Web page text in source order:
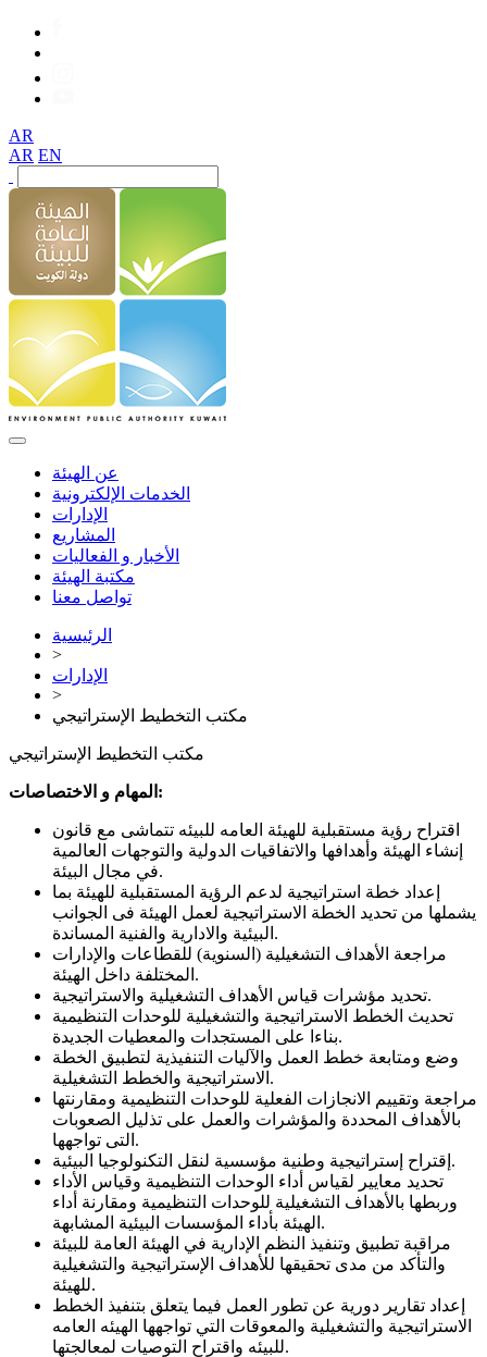
AR
AR EN
عن الهيئة
الخدمات الإلكترونية
الإدارات
المشاريع
الأخبار و الفعاليات
مكتبة الهيئة
تواصل معنا
الرئيسية
>
الإدارات
>
مكتب التخطيط الإستراتيجي
مكتب التخطيط الإستراتيجي
المهام و الاختصاصات:
اقتراح رؤية مستقبلية للهيئة العامه للبيئه تتماشى مع قانون
إنشاء الهيئة وأهدافها والاتفاقيات الدولية والتوجهات العالمية
في مجال البيئة.
إعداد خطة استراتيجية لدعم الرؤية المستقبلية للهيئة بما
يشملها من تحديد الخطة الاستراتيجية لعمل الهيئة فى الجوانب
البيئية والادارية والفنية المساندة.
مراجعة الأهداف التشغيلية (السنوية) للقطاعات والإدارات
المختلفة داخل الهيئة.
تحديد مؤشرات قياس الأهداف التشغيلية والاستراتيجية.
تحديث الخطط الاستراتيجية والتشغيلية للوحدات التنظيمية
بناءا على المستجدات والمعطيات الجديدة.
وضع ومتابعة خطط العمل والآليات التنفيذية لتطبيق الخطة
الاستراتيجية والخطط التشغيلية.
مراجعة وتقييم الانجازات الفعلية للوحدات التنظيمية ومقارنتها
بالأهداف المحددة والمؤشرات والعمل على تذليل الصعوبات
التى تواجهها.
إقتراح إستراتيجية وطنية مؤسسية لنقل التكنولوجيا البيئية.
تحديد معايير لقياس أداء الوحدات التنظيمية وقياس الأداء
وربطها بالأهداف التشغيلية للوحدات التنظيمية ومقارنة أداء
الهيئة بأداء المؤسسات البيئية المشابهة.
مراقبة تطبيق وتنفيذ النظم الإدارية في الهيئة العامة للبيئة
والتأكد من مدى تحقيقها للأهداف الإستراتيجية والتشغيلية
للهيئة.
إعداد تقارير دورية عن تطور العمل فيما يتعلق بتنفيذ الخطط
الاستراتيجية والتشغيلية والمعوقات التي تواجهها الهيئه العامه
للبيئه واقتراح التوصيات لمعالجتها.